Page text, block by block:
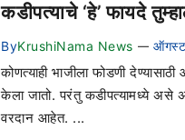
कडीपत्याचे ‘हे’ फायदे
ByKrushiNama News —
कोणत्याही भाजीला फोडणी
केला जातो. परंतु कडीपत्यामध्ये असे
वरदान आहेत. ...